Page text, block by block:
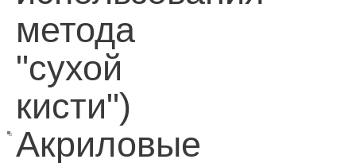
метода
"сухой
кисти")
Акриловые